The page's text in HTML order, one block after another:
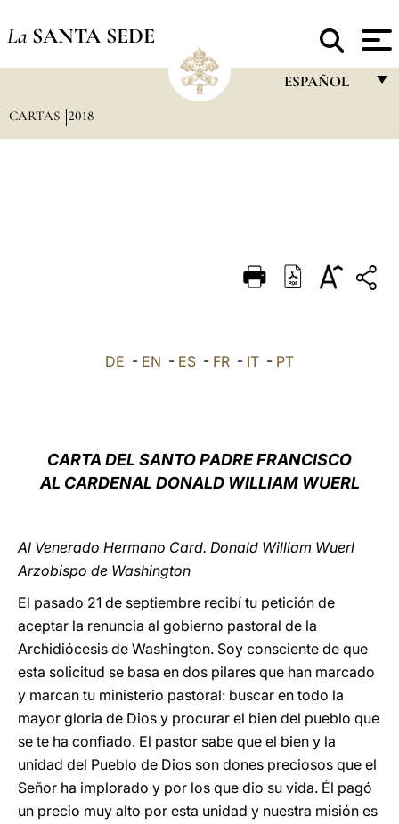
La SANTA SEDE
ESPAÑOL
DEUTSCH
العربيّة
CARTAS 2018
DE - EN - ES - FR - IT - PT
CARTA DEL SANTO PADRE FRANCISCO
AL CARDENAL DONALD WILLIAM WUERL
Al Venerado Hermano Card. Donald William Wuerl
Arzobispo de Washington
El pasado 21 de septiembre recibí tu petición de
aceptar la renuncia al gobierno pastoral de la
Archidiócesis de Washington. Soy consciente de que
esta solicitud se basa en dos pilares que han marcado
y marcan tu ministerio pastoral: buscar en todo la
mayor gloria de Dios y procurar el bien del pueblo que
se te ha confiado. El pastor sabe que el bien y la
unidad del Pueblo de Dios son dones preciosos que el
Señor ha implorado y por los que dio su vida. Él pagó
un precio muy alto por esta unidad y nuestra misión es